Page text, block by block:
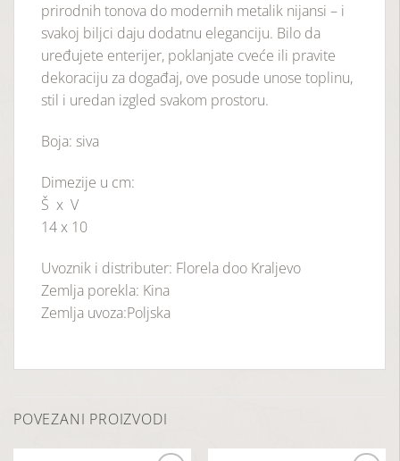
prirodnih tonova do modernih metalik nijansi – i
svakoj biljci daju dodatnu eleganciju. Bilo da
uređujete enterijer, poklanjate cveće ili pravite
dekoraciju za događaj, ove posude unose toplinu,
stil i uredan izgled svakom prostoru.
Boja: siva
Dimezije u cm:
Š x V
14 x 10
Uvoznik i distributer: Florela doo Kraljevo
Zemlja porekla: Kina
Zemlja uvoza:Poljska
POVEZANI PROIZVODI